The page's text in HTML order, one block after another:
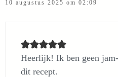
10 augustus 2025 om 02:09
Heerlijk! Ik ben geen
dit recept.